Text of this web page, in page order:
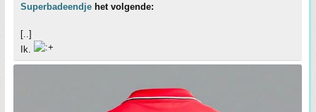
Superbadeendje het volgende:
[..]
Ik.